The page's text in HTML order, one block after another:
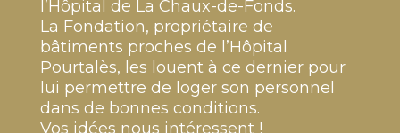
l’Hôpital de La Chaux-de-Fonds.
La Fondation, propriétaire de
bâtiments proches de l’Hôpital
Pourtalès, les louent à ce dernier pour
lui permettre de loger son personnel
dans de bonnes conditions.
Vos idées nous intéressent !